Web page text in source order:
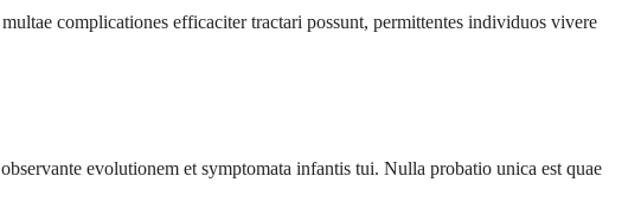
complicationes efficaciter tractari possunt, permittentes individuos vivere
evolutionem et symptomata infantis tui. Nulla probatio unica est quae